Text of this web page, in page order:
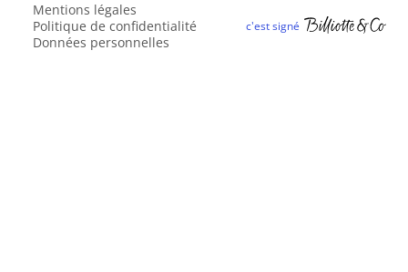
Mentions légales
Politique de confidentialité
Données personnelles